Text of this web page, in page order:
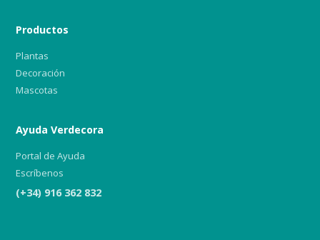
Productos
Plantas
Decoración
Mascotas
Ayuda Verdecora
Portal de Ayuda
Escríbenos
(+34) 916 362 832